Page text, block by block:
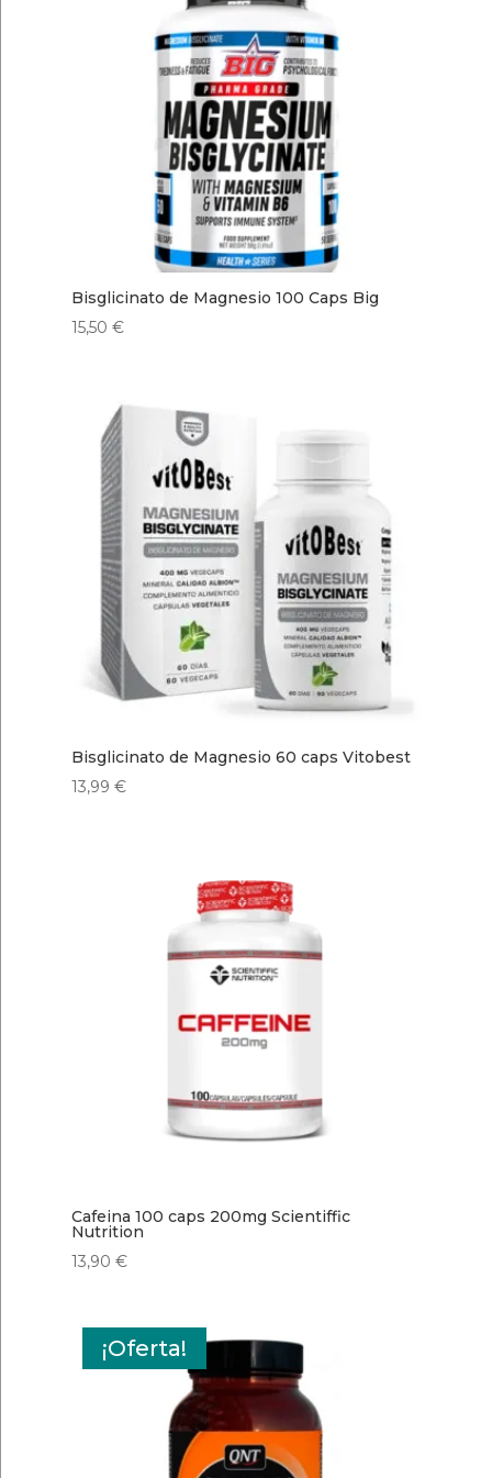
Bisglicinato de Magnesio 100 Caps Big
15,50 €
Bisglicinato de Magnesio 60 caps Vitobest
13,99 €
Cafeina 100 caps 200mg Scientiffic
Nutrition
13,90 €
¡Oferta!